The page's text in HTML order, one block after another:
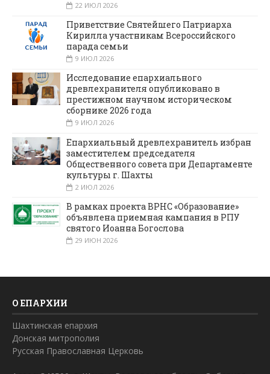
22 ИЮЛ 2026
Приветствие Святейшего Патриарха
Кирилла участникам Всероссийского
парада семьи
9 ИЮЛ 2026
Исследование епархиального
древлехранителя опубликовано в
престижном научном историческом
сборнике 2026 года
9 ИЮЛ 2026
Епархиальный древлехранитель избран
заместителем председателя
Общественного совета при Департаменте
культуры г. Шахты
2 ИЮЛ 2026
В рамках проекта ВРНС «Образование»
объявлена приемная кампания в РПУ
святого Иоанна Богослова
29 ИЮН 2026
О ЕПАРХИИ
Шахтинская епархия
Донская митрополия
Русская Православная Церковь